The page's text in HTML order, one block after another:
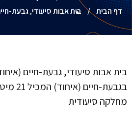
דף הבית / בית אבות סיעודי, גבעת-
בית אבות סיעודי, גבעת-חיים
מחלקה סיעודית